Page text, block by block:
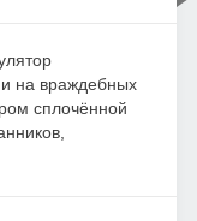
на враждебных
сплочённой